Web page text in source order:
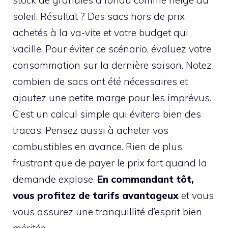
soleil. Résultat ? Des sacs hors de prix
achetés à la va-vite et votre budget qui
vacille. Pour éviter ce scénario, évaluez votre
consommation sur la dernière saison. Notez
combien de sacs ont été nécessaires et
ajoutez une petite marge pour les imprévus.
C’est un calcul simple qui évitera bien des
tracas. Pensez aussi à acheter vos
combustibles en avance. Rien de plus
frustrant que de payer le prix fort quand la
demande explose. En commandant tôt,
vous profitez de tarifs avantageux et vous
vous assurez une tranquillité d’esprit bien